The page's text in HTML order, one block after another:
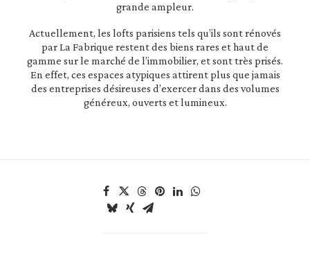
grande ampleur.
Actuellement, les lofts parisiens tels qu’ils sont rénovés
par La Fabrique restent des biens rares et haut de
gamme sur le marché de l’immobilier, et sont très prisés.
En effet, ces espaces atypiques attirent plus que jamais
des entreprises désireuses d’exercer dans des volumes
généreux, ouverts et lumineux.